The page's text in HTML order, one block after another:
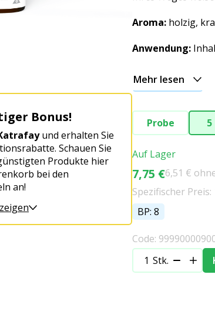
Bonus!
und erhalten Sie
Schauen Sie
Produkte hier
bei den
an!
Aroma: holzig,
Anwendung:
Mehr lesen
Probe
Auf Lager
7,75 €6,51 €
Spezifischer Preis:
BP: 8
Code:
Stk.